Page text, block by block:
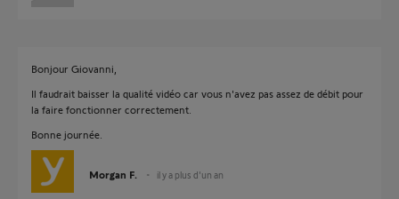
Bonjour Giovanni,
Il faudrait baisser la qualité vidéo car vous n'avez pas assez de débit pour
la faire fonctionner correctement.
Bonne journée.
Morgan F. il y a plus d'un an